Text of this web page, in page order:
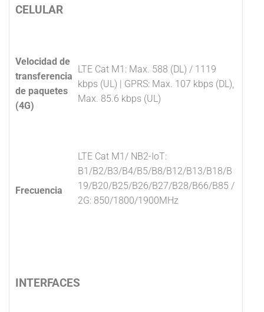
CELULAR
Velocidad de
transferencia
de paquetes
(4G)
LTE Cat M1: Max. 588 (DL) / 1119
kbps (UL) | GPRS: Max. 107 kbps (DL),
Max. 85.6 kbps (UL)
Frecuencia
LTE Cat M1/ NB2-IoT:
B1/B2/B3/B4/B5/B8/B12/B13/B18/B
19/B20/B25/B26/B27/B28/B66/B85 /
2G: 850/1800/1900MHz
INTERFACES